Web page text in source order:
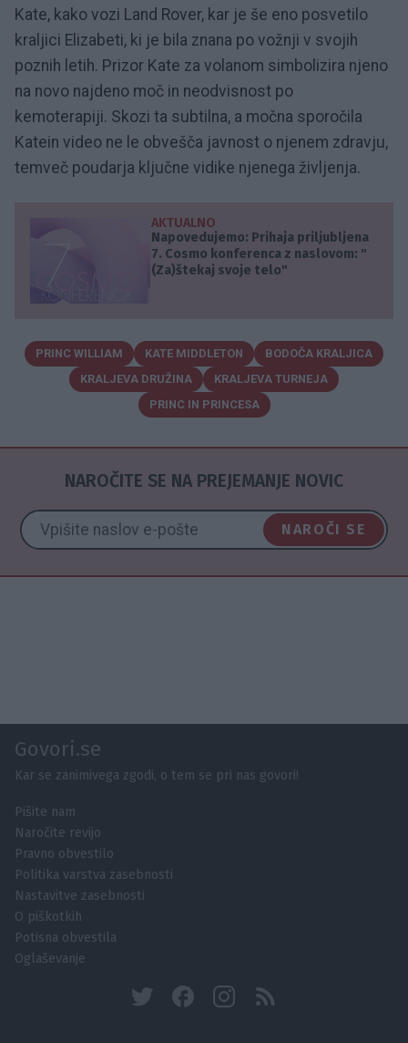
Kate, kako vozi Land Rover, kar je še eno posvetilo
kraljici Elizabeti, ki je bila znana po vožnji v svojih
poznih letih. Prizor Kate za volanom simbolizira njeno
na novo najdeno moč in neodvisnost po
kemoterapiji. Skozi ta subtilna, a močna sporočila
Katein video ne le obvešča javnost o njenem zdravju,
temveč poudarja ključne vidike njenega življenja.
AKTUALNO
Napovedujemo: Prihaja priljubljena
7. Cosmo konferenca z naslovom: "
(Za)štekaj svoje telo"
PRINC WILLIAM KATE MIDDLETON
BODOČA KRALJICA
KRALJEVA DRUŽINA
KRALJEVA TURNEJA
PRINC IN PRINCESA
NAROČITE SE NA PREJEMANJE NOVIC
NAROČI SE
Govori.se
Kar se zanimivega zgodi, o tem se pri nas govori!
Pišite nam
Naročite revijo
Pravno obvestilo
Politika varstva zasebnosti
Nastavitve zasebnosti
O piškotkih
Potisna obvestila
Oglaševanje